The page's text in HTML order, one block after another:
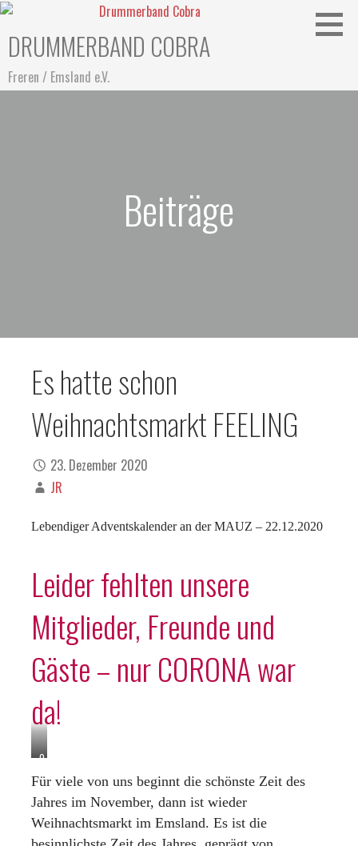
DRUMMERBAND COBRA
Freren / Emsland e.V.
Beiträge
Es hatte schon
Weihnachtsmarkt FEELING
23. Dezember 2020
JR
Lebendiger Adventskalender an der MAUZ – 22.12.2020
Leider fehlten unsere
Mitglieder, Freunde und
Gäste – nur CORONA war
da!
O
u
t
d
o
o
Für viele von uns beginnt die schönste Zeit des
Jahres im November, dann ist wieder
Weihnachtsmarkt im Emsland. Es ist die